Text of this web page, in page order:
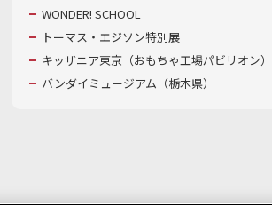
WONDER! SCHOOL
トーマス・エジソン特別展
キッザニア東京（おもちゃ工場パビリオン）​
バンダイミュージアム（栃木県）